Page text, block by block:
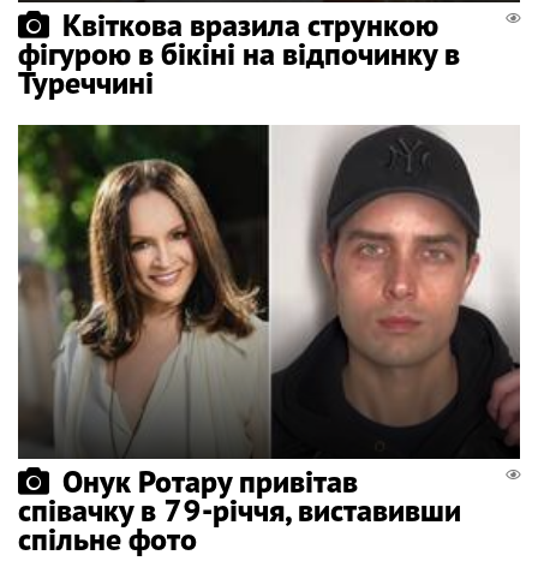
Квіткова вразила стрункою
фігурою в бікіні на відпочинку в
Туреччині
Онук Ротару привітав
співачку в 79-річчя, виставивши
спільне фото